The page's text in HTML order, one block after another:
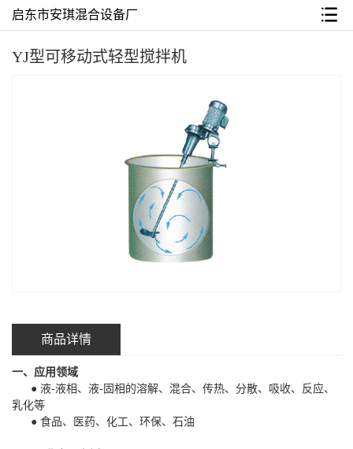
启东市安琪混合设备厂
YJ型可移动式轻型搅拌机
商品详情
一、应用领域
● 液-液相、液-固相的溶解、混合、传热、分散、吸收、反应、
乳化等
● 食品、医药、化工、环保、石油